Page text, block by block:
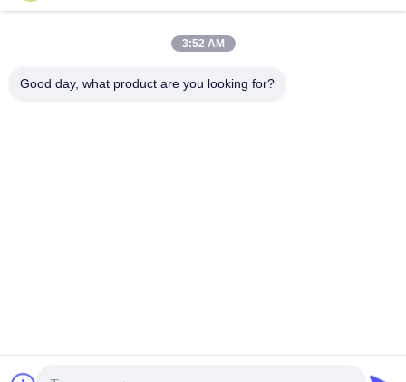
3:52 AM
Good day, what product are you looking for?